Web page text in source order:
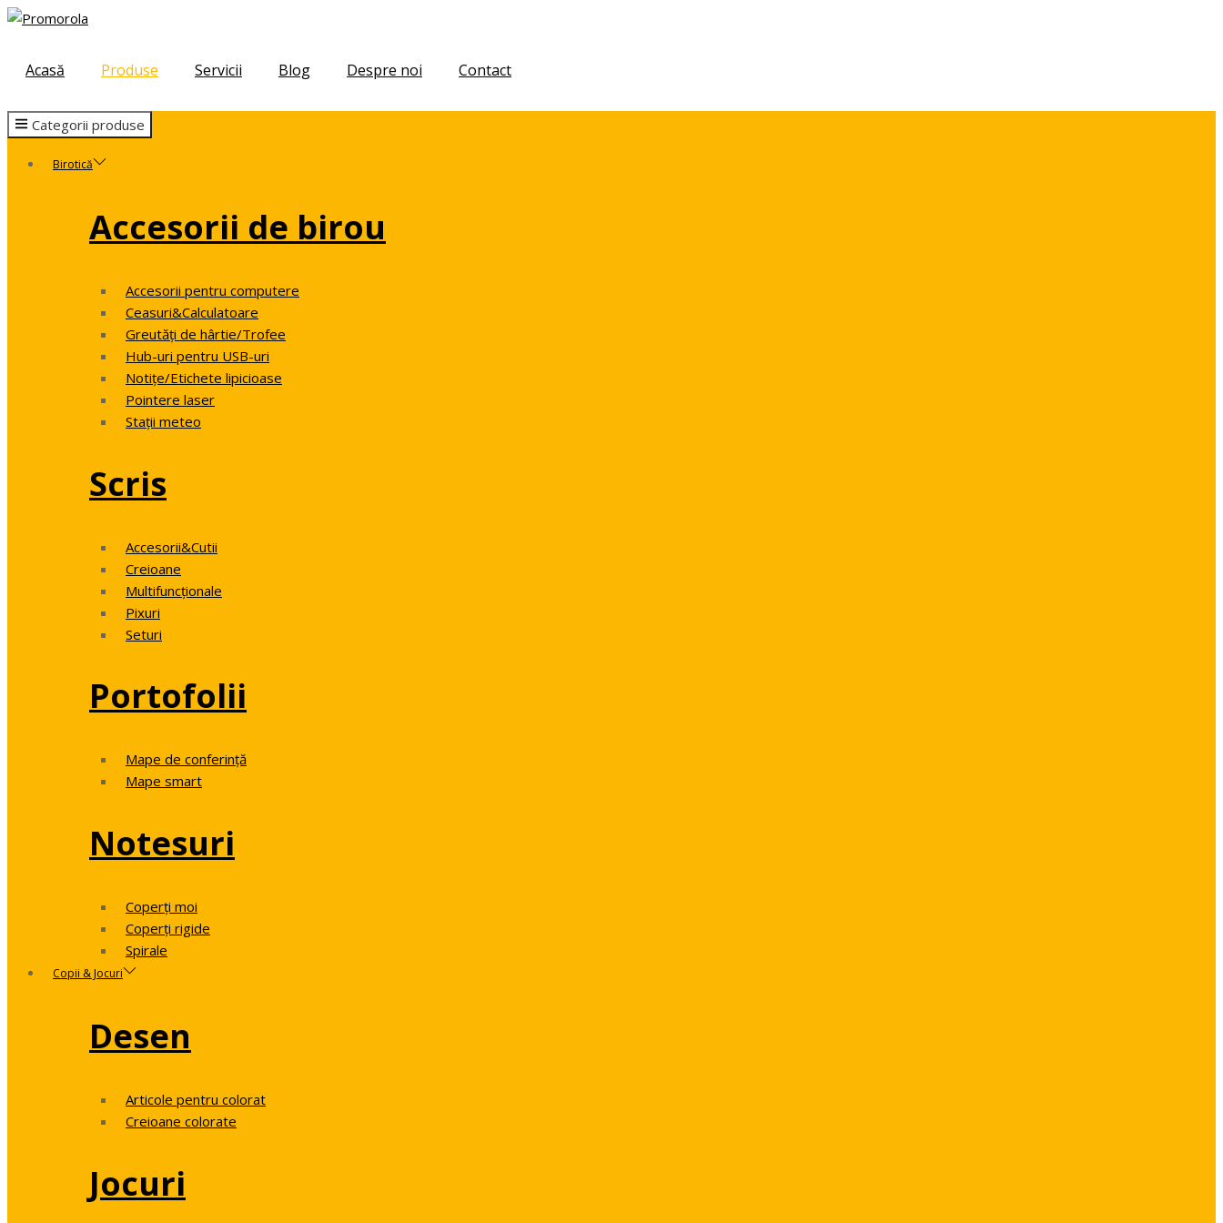
Skip
navigation
Skip
content
Acasă Produse Servicii Blog Despre noi Contact
Categorii produse
Birotică
Accesorii de birou
Accesorii pentru computere
Ceasuri&Calculatoare
Greutăți de hârtie/Trofee
Hub-uri pentru USB-uri
Notițe/Etichete lipicioase
Pointere laser
Stații meteo
Scris
Accesorii&Cutii
Creioane
Multifuncționale
Pixuri
Seturi
Portofolii
Mape de conferință
Mape smart
Notesuri
Coperți moi
Coperți rigide
Spirale
Copii & Jocuri
Desen
Articole pentru colorat
Creioane colorate
Jocuri